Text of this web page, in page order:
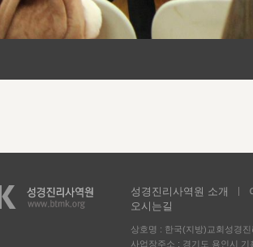
성경진리사역원 소개
오시는길
상호명 : 한국(지방)교회성경진
사업장주소 : 경기도 용인시